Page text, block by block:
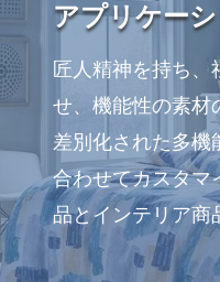
アプリケー
匠人精神を持ち、
せ、機能性の素材
差別化された多機
合わせてカスタマ
品とインテリア商